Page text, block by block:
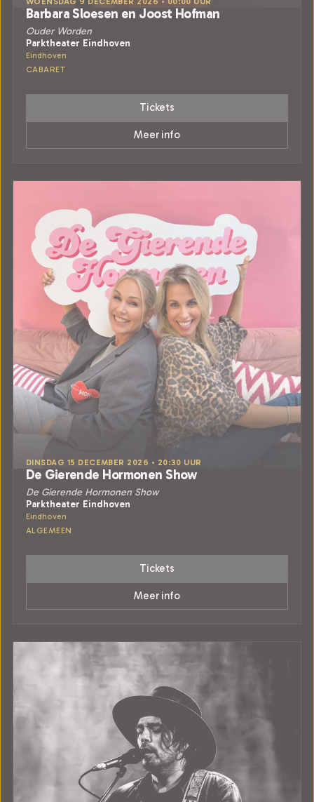
Barbara Sloesen en Joost Hofman
Ouder Worden
Parktheater Eindhoven
Eindhoven
CABARET
Tickets
Meer info
DINSDAG 15 DECEMBER 2026 • 20:30 UUR
De Gierende Hormonen Show
De Gierende Hormonen Show
Parktheater Eindhoven
Eindhoven
ALGEMEEN
Tickets
Meer info